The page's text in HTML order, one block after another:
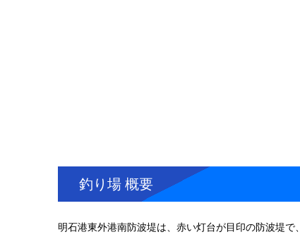
釣り場 概要
明石港東外港南防波堤は、赤い灯台が目印の防波堤